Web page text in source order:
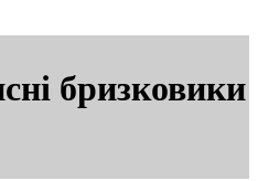
бризковики